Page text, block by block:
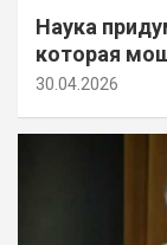
Наука
которая
30.04.2026